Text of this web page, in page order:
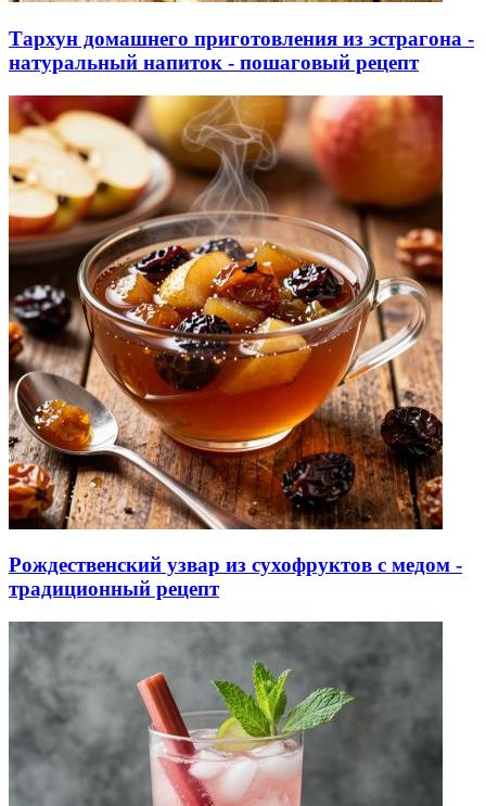
Тархун домашнего приготовления из эстрагона -
натуральный напиток - пошаговый рецепт
Рождественский узвар из сухофруктов с медом -
традиционный рецепт